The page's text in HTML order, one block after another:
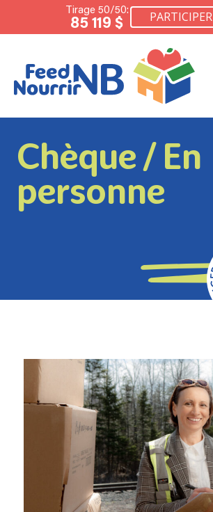
Tirage 50/50:
85 119 $ PARTICIPER
Chèque / En
personne